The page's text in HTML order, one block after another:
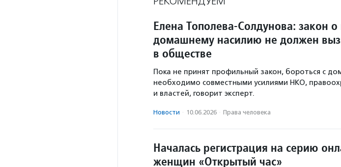
Елена Тополева-Солдунова: закон
домашнему насилию не должен
в обществе
Пока не принят профильный закон, бороться с
необходимо совместными усилиями НКО,
и властей, говорит эксперт.
Новости · 10.06.2026 · Права человека
Началась регистрация на серию
женщин «Открытый час»